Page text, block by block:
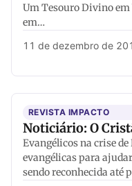
Um Tesouro Divino em
em…
11 de dezembro de
REVISTA IMPACTO
Noticiário: O
Evangélicos na crise
evangélicas para
sendo reconhecida até